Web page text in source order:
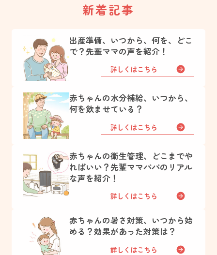
新着記事
出産準備、いつから、何を、どこ
で？先輩ママの声を紹介！
詳しくはこちら
赤ちゃんの水分補給、いつから、
何を飲ませている？
詳しくはこちら
赤ちゃんの衛生管理、どこまでや
ればいい？先輩ママパパのリアル
な声を紹介！
詳しくはこちら
赤ちゃんの暑さ対策、いつから始
める？効果があった対策は？
詳しくはこちら